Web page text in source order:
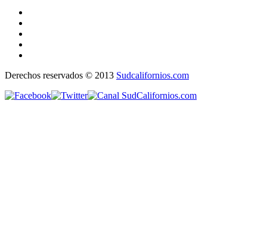
Derechos reservados © 2013 Sudcalifornios.com